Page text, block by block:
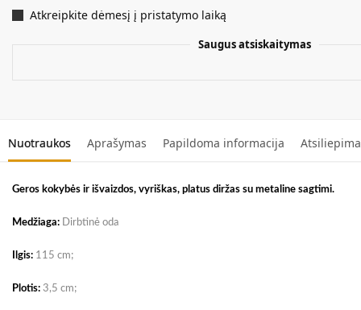
v
Atkreipkite dėmesį į pristatymo laiką
Saugus atsiskaitymas
Nuotraukos Aprašymas Papildoma informacija
Geros kokybės ir išvaizdos, vyriškas, platus diržas su metaline sagtimi.
Medžiaga: Dirbtinė oda
Ilgis: 115 cm;
Plotis: 3,5 cm;